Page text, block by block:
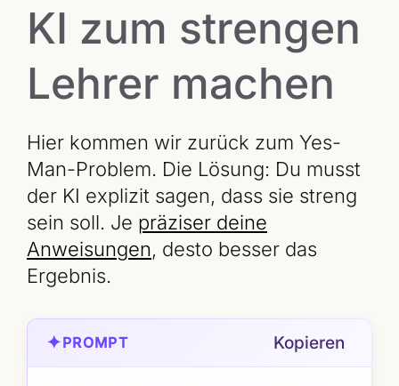
KI zum strengen
Lehrer machen
Hier kommen wir zurück zum Yes-
Man-Problem. Die Lösung: Du musst
der KI explizit sagen, dass sie streng
sein soll. Je präziser deine
Anweisungen, desto besser das
Ergebnis.
✦PROMPT Kopieren